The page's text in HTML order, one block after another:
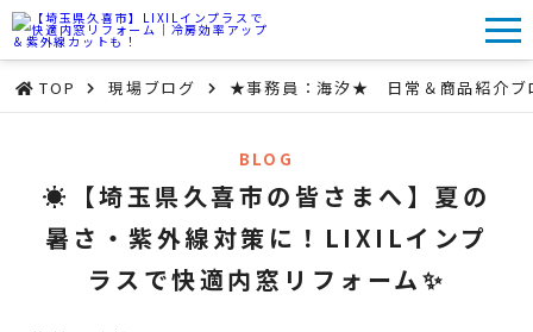
TOP 現場ブログ ★事務員：海汐★ 日常＆商品紹介
BLOG
☀️【埼玉県久喜市の皆さまへ】夏の
暑さ・紫外線対策に！LIXILインプ
ラスで快適内窓リフォーム✨